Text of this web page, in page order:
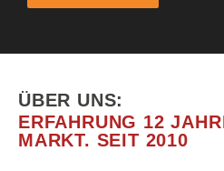
ÜBER UNS:
ERFAHRUNG 12
MARKT. SEIT 2010